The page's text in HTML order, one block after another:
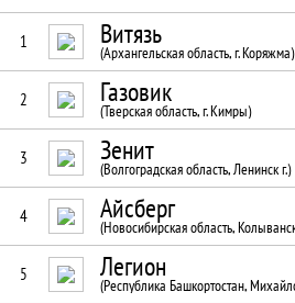
1 Витязь
(Архангельская область, г. Коряжма)
2 Газовик
(Тверская область, г. Кимры)
3 Зенит
(Волгоградская область, Ленинск г.)
4 Айсберг
5 Легион